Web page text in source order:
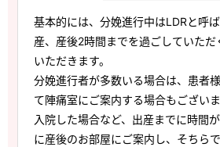
基本的には、分娩進行中はLDRと呼
産、産後2時間までを過ごしていた
いただきます。
分娩進行者が多数いる場合は、患者
て陣痛室にご案内する場合もござい
入院した場合など、出産までに時間
に産後のお部屋にご案内し、そちら